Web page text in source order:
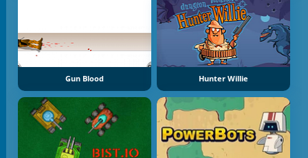
Gun Blood Hunter Willie